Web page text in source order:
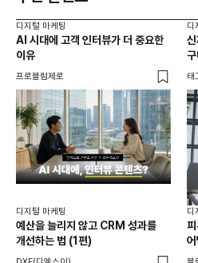
디지털 마케팅
AI 시대에 고객 인터뷰가 더 중요한
이유
프로블럼제로
디
법
태
디지털 마케팅
예산을 늘리지 않고 CRM 성과를
개선하는 법 (1편)
디